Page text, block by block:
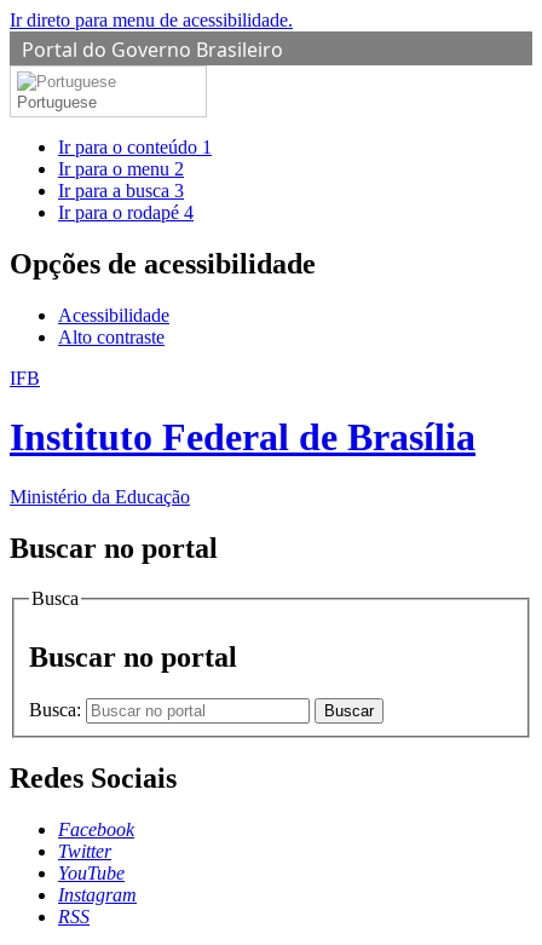
Ir direto para menu de acessibilidade.
Portal do Governo Brasileiro
Portuguese
Ir para o conteúdo 1
Ir para o menu 2
Ir para a busca 3
Ir para o rodapé 4
Opções de acessibilidade
Acessibilidade
Alto contraste
IFB
Instituto Federal de Brasília
Ministério da Educação
Buscar no portal
Busca
Buscar no portal
Busca: Buscar
Redes Sociais
Facebook
Twitter
YouTube
Instagram
RSS